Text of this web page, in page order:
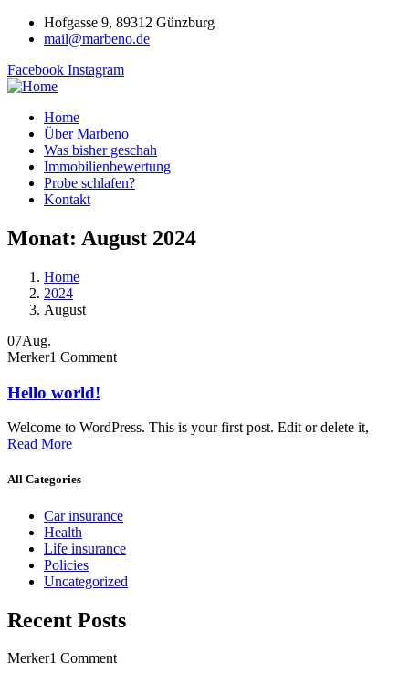
Hofgasse 9, 89312 Günzburg
mail@marbeno.de
Facebook Instagram
Home
Über Marbeno
Was bisher geschah
Immobilienbewertung
Probe schlafen?
Kontakt
Monat: August 2024
Home
2024
August
07Aug.
Merker1 Comment
Hello world!
Welcome to WordPress. This is your first post. Edit or delete it,
Read More
All Categories
Car insurance
Health
Life insurance
Policies
Uncategorized
Recent Posts
Merker1 Comment